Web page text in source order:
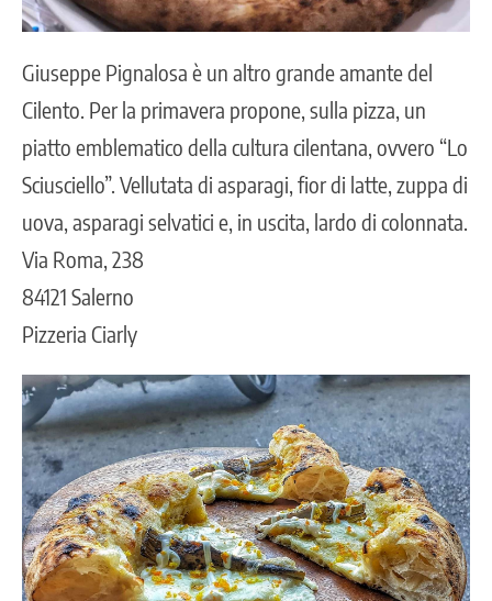
Giuseppe Pignalosa è un altro grande amante del
Cilento. Per la primavera propone, sulla pizza, un
piatto emblematico della cultura cilentana, ovvero “Lo
Sciusciello”. Vellutata di asparagi, fior di latte, zuppa di
uova, asparagi selvatici e, in uscita, lardo di colonnata.
Via Roma, 238
84121 Salerno
Pizzeria Ciarly